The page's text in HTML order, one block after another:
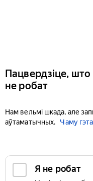
Пацвердзіце, што
не робат
Нам вельмі шкада, але
аўтаматычных.
Чаму
Я не робат